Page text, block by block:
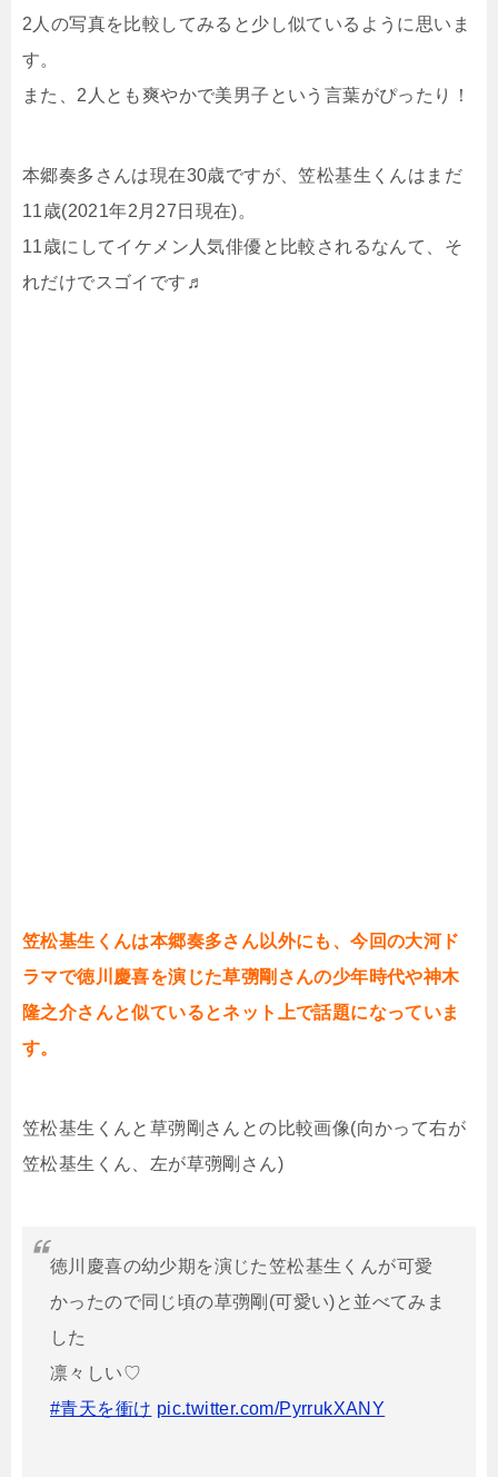
2人の写真を比較してみると少し似ているように思いま
す。
また、2人とも爽やかで美男子という言葉がぴったり！
本郷奏多さんは現在30歳ですが、笠松基生くんはまだ
11歳(2021年2月27日現在)。
11歳にしてイケメン人気俳優と比較されるなんて、そ
れだけでスゴイです♬
笠松基生くんは本郷奏多さん以外にも、今回の大河ド
ラマで徳川慶喜を演じた草彅剛さんの少年時代や神木
隆之介さんと似ているとネット上で話題になっていま
す。
笠松基生くんと草彅剛さんとの比較画像(向かって右が
笠松基生くん、左が草彅剛さん)
徳川慶喜の幼少期を演じた笠松基生くんが可愛
かったので同じ頃の草彅剛(可愛い)と並べてみま
した
凛々しい♡
#青天を衝け pic.twitter.com/PyrrukXANY